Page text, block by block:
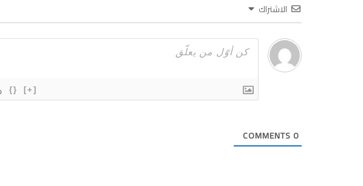
الاشتراك
{} [+]
0